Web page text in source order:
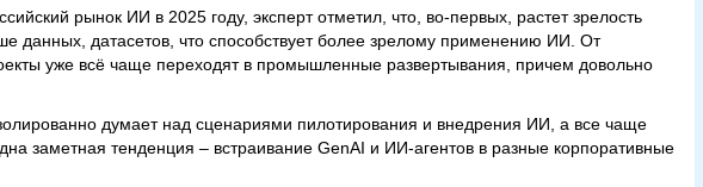
рынок ИИ в 2025 году, эксперт отметил, что, во-первых, растет зрелость
данных, датасетов, что способствует более зрелому применению ИИ. От
уже всё чаще переходят в промышленные развертывания, причем довольно
думает над сценариями пилотирования и внедрения ИИ, а все чаще
заметная тенденция – встраивание GenAI и ИИ-агентов в разные корпоративные